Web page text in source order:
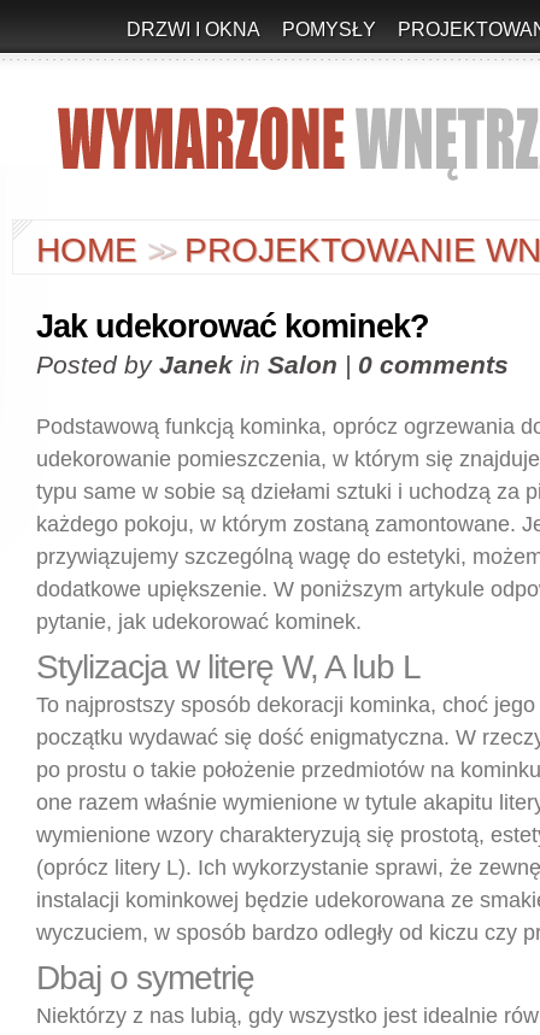
DRZWI I OKNA POMYSŁY
HOME >>PROJEKTOWANIE
Jak udekorować kominek?
Posted by Janekin Salon | 0 comments
Podstawową funkcją kominka, oprócz ogrzewania
udekorowanie pomieszczenia, w którym się
typu same w sobie są dziełami sztuki i uchodzą za
każdego pokoju, w którym zostaną zamontowane.
przywiązujemy szczególną wagę do estetyki,
dodatkowe upiększenie. W poniższym artykule
pytanie, jak udekorować kominek.
Stylizacja w literę W, A lub L
To najprostszy sposób dekoracji kominka, choć
początku wydawać się dość enigmatyczna. W
po prostu o takie położenie przedmiotów na
one razem właśnie wymienione w tytule akapitu
wymienione wzory charakteryzują się prostotą,
(oprócz litery L). Ich wykorzystanie sprawi, że
instalacji kominkowej będzie udekorowana ze
wyczuciem, w sposób bardzo odległy od kiczu czy
Dbaj o symetrię
Niektórzy z nas lubią, gdy wszystko jest idealnie